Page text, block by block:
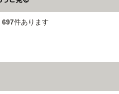
697件あります